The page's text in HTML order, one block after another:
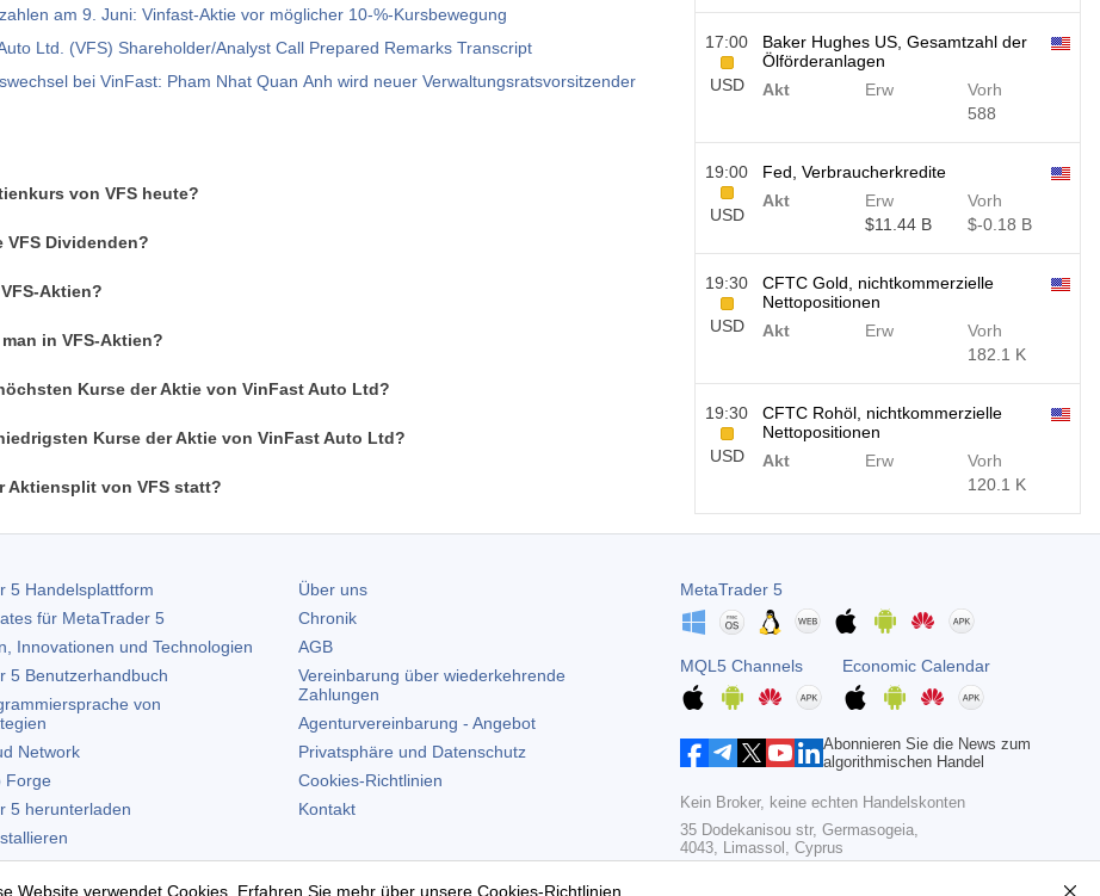
am 9. Juni: Vinfast-Aktie vor möglicher 10-%-Kursbewegung
Ltd. (VFS) Shareholder/Analyst Call Prepared Remarks Transcript
bei VinFast: Pham Nhat Quan Anh wird neuer Verwaltungsratsvorsitzender
von VFS heute?
VFS Dividenden?
Aktien?
in VFS-Aktien?
Kurse der Aktie von VinFast Auto Ltd?
Kurse der Aktie von VinFast Auto Ltd?
Aktiensplit von VFS statt?
17:00
USD
Baker Hughes US, Gesamtzahl der
Ölförderanlagen
Akt
Erw
Vorh
588
19:00
USD
Fed, Verbraucherkredite
Akt
Erw
$​11.44 B
Vorh
$​-0.18 B
19:30
USD
CFTC Gold, nichtkommerzielle
Nettopositionen
Akt
Erw
Vorh
182.1 K
19:30
USD
CFTC Rohöl, nichtkommerzielle
Nettopositionen
Akt
Erw
Vorh
120.1 K
USD
Akt
-17.2 K
19:30
USD
CFTC Nasdaq 100,
Nichtkommerzielle Nettopositionen
4.9 K
5Handelsplattform
für MetaTrader 5
Innovationen und Technologien
5Benutzerhandbuch
von
Network
Forge
5herunterladen
Über uns
Chronik
AGB
Vereinbarung über wiederkehrende
Zahlungen
Agenturvereinbarung - Angebot
Privatsphäre und Datenschutz
Cookies-Richtlinien
Kontakt
MetaTrader 5
MQL5 Channels Economic Calendar
Abonnieren Sie die News zum
algorithmischen Handel
Kein Broker, keine echten Handelskonten
35 Dodekanisou str, Germasogeia,
4043, Limassol, Cyprus
Website verwendet Cookies. Erfahren Sie mehr über unsere Cookies-Richtlinien